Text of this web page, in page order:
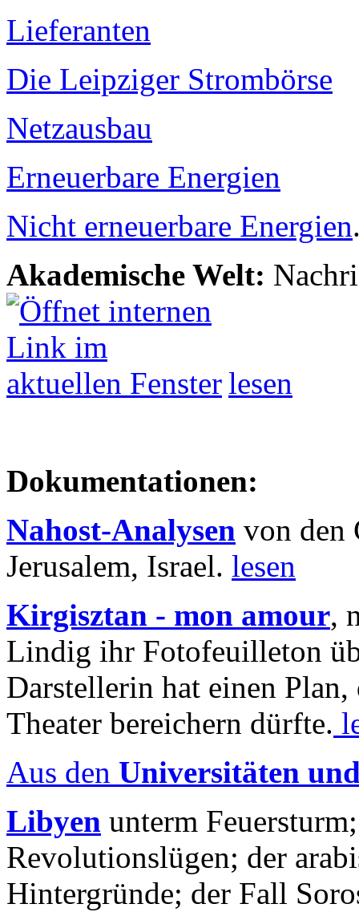
Lieferanten
Die Leipziger Strombörse
Netzausbau
Erneuerbare Energien
Nicht erneuerbare Energien
Akademische Welt:
lesen
Dokumentationen:
Nahost-Analysen von den
Jerusalem, Israel. lesen
Kirgisztan - mon amour,
Lindig ihr Fotofeuilleton
Darstellerin hat einen Plan,
Theater bereichern dürfte.
Aus den Universitäten
Libyen unterm
Revolutionslügen; der
Hintergründe; der Fall